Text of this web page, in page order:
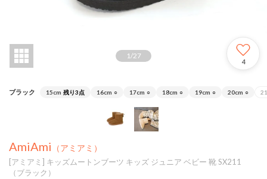
1 /27
4
ブラック 15cm 残り3点 16cm ○ 17cm ○ 18cm ○ 19cm ○ 20cm ○
AmiAmi （アミアミ）
[アミアミ] キッズムートンブーツ キッズ ジュニア ベビー 靴 SX211
（ブラック）